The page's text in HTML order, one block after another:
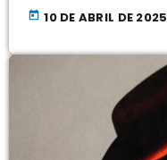
today 10 DE ABRIL DE 2025